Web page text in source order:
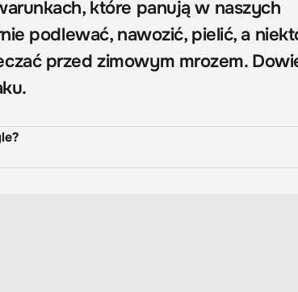
które panują w naszych
podlewać, nawozić, pielić, a
przed zimowym mrozem.